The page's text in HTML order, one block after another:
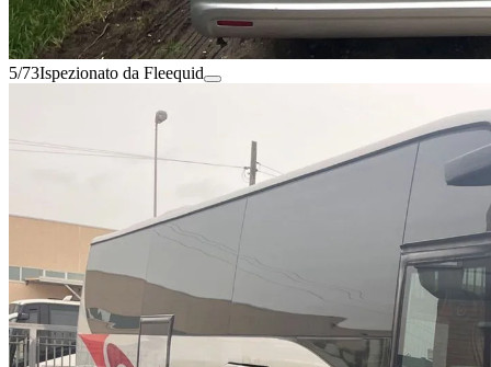
5/73Ispezionato da Fleequid